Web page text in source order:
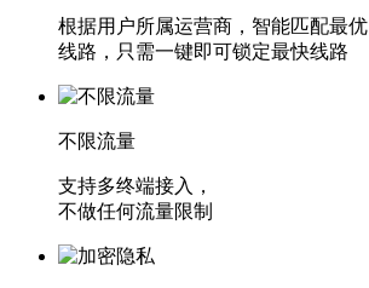
根据用户所属运营商，智能匹配最优
线路，只需一键即可锁定最快线路
不限流量
支持多终端接入，
不做任何流量限制